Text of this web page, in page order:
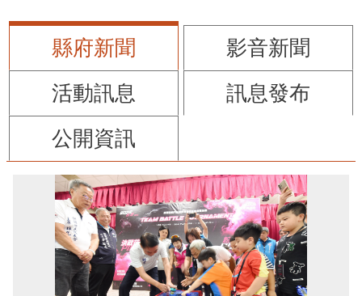
縣府新聞
影音新聞
活動訊息
訊息發布
公開資訊